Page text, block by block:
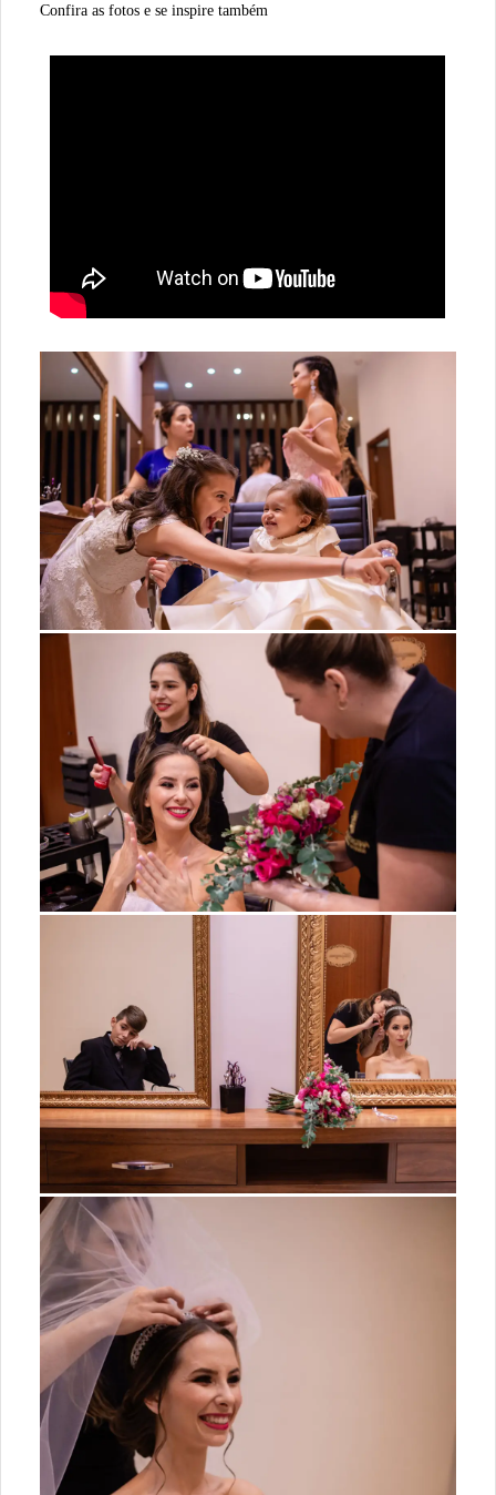
Confira as fotos e se inspire também